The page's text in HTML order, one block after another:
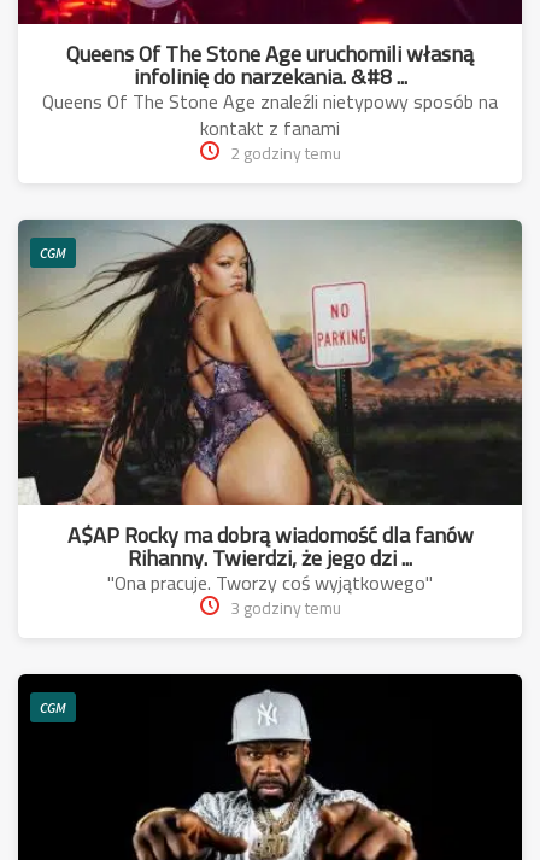
Queens Of The Stone Age uruchomili własną
infolinię do narzekania. &#8 ...
Queens Of The Stone Age znaleźli nietypowy sposób na
kontakt z fanami
2 godziny temu
CGM
A$AP Rocky ma dobrą wiadomość dla fanów
Rihanny. Twierdzi, że jego dzi ...
"Ona pracuje. Tworzy coś wyjątkowego"
3 godziny temu
CGM